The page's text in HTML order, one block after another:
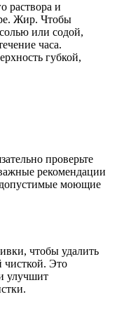
раствора и
Жир. Чтобы
или содой,
часа.
губкой,
проверьте
рекомендации
допустимые моющие
чтобы удалить
чисткой. Это
улучшит